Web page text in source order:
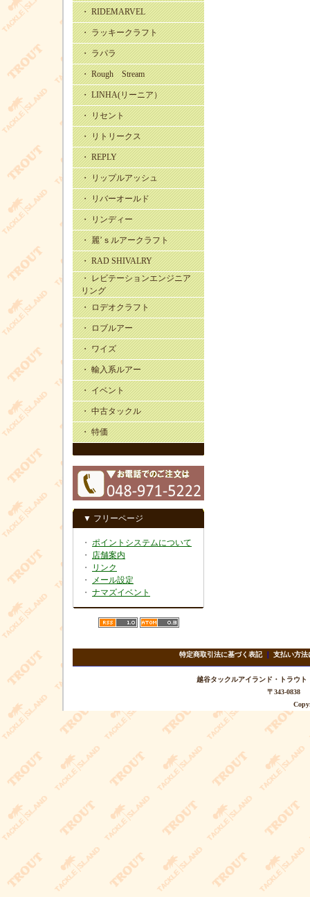
・ RIDEMARVEL
・ ラッキークラフト
・ ラパラ
・ Rough Stream
・ LINHA(リーニア）
・ リセント
・ リトリークス
・ REPLY
・ リップルアッシュ
・ リバーオールド
・ リンディー
・ 麗’ｓルアークラフト
・ RAD SHIVALRY
・ レビテーションエンジニア
リング
・ ロデオクラフト
・ ロブルアー
・ ワイズ
・ 輸入系ルアー
・ イベント
・ 中古タックル
・ 特価
▼ フリーページ
・ ポイントシステムについて
・ 店舗案内
・
リンク
・
メール設定
・ ナマズイベント
特定商取引法に基づく表記｜ 支払い方法
越谷タックルアイランド・トラ
〒343-0838